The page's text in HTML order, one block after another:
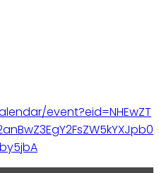
event?eid=NHEwZT